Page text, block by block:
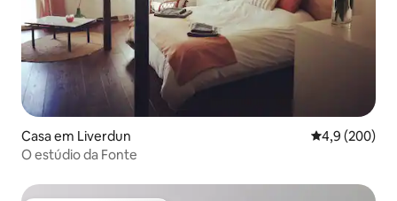
Casa em Liverdun Classificação
4,9 (200)
O estúdio da Fonte